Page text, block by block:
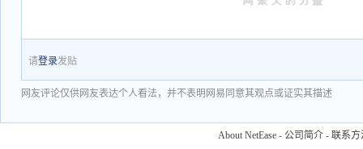
请登录发贴
网友评论仅供网友表达个人看法，并不表明网易同意其观点或证实其描述
About NetEase - 公司简介 - 联系方